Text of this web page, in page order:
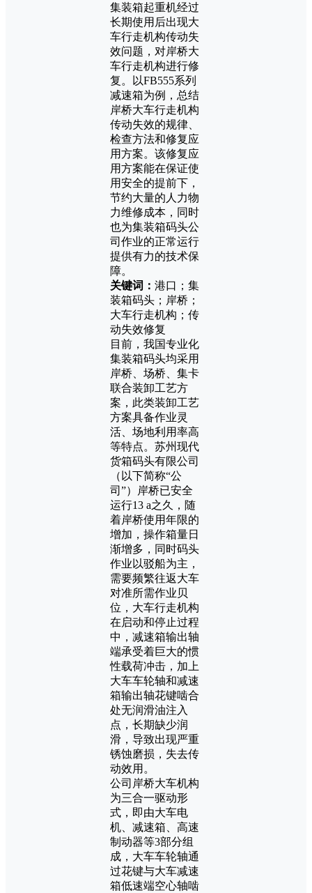
集装箱起重机经过
长期使用后出现大
车行走机构传动失
效问题，对岸桥大
车行走机构进行修
复。以FB555系列
减速箱为例，总结
岸桥大车行走机构
传动失效的规律、
检查方法和修复应
用方案。该修复应
用方案能在保证使
用安全的提前下，
节约大量的人力物
力维修成本，同时
也为集装箱码头公
司作业的正常运行
提供有力的技术保
障。
关键词： 港口；集
装箱码头；岸桥；
大车行走机构；传
动失效修复
目前，我国专业化
集装箱码头均采用
岸桥、场桥、集卡
联合装卸工艺方
案，此类装卸工艺
方案具备作业灵
活、场地利用率高
等特点。苏州现代
货箱码头有限公司
（以下简称“公
司”）岸桥已安全
运行13 a之久，随
着岸桥使用年限的
增加，操作箱量日
渐增多，同时码头
作业以驳船为主，
需要频繁往返大车
对准所需作业贝
位，大车行走机构
在启动和停止过程
中，减速箱输出轴
端承受着巨大的惯
性载荷冲击，加上
大车车轮轴和减速
箱输出轴花键啮合
处无润滑油注入
点，长期缺少润
滑，导致出现严重
锈蚀磨损，失去传
动效用。
公司岸桥大车机构
为三合一驱动形
式，即由大车电
机、减速箱、高速
制动器等3部分组
成，大车车轮轴通
过花键与大车减速
箱低速端空心轴啮